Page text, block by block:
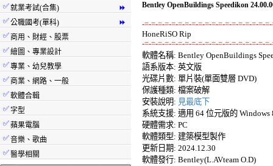
⏩
✅就業考試(合集)
⏩
✅公職國考(單科)
✅ 商用、財經、股票
✅繪圖、專業設計
✅專業、幼兒教學
✅ 商業、網路、一般
✅軟體合輯
✅字型
✅蘋果電腦
✅音樂、歌曲
✅醫學相關
Bentley OpenBuildings Speedikon
-=-=-=-=-=-=-=-=-=-=-=-=-=-=-=-=-=-=-
-=-=-=-=-=-=-=-=-=-=-=-=-=-=-=-=-=-=-
軟體名稱: Bentley OpenBuildings
語系版本: 英文版
光碟片數: 單片裝(單面雙層 DVD)
保護種類: 檔案破解
安裝說明: 見最底下
系統支援: 適用 64 位元版的
硬體需求: PC
軟體類型: 建築模型製作
更新日期: 2024.12.30
軟體發行: Bentley(L.AVteam O.D)